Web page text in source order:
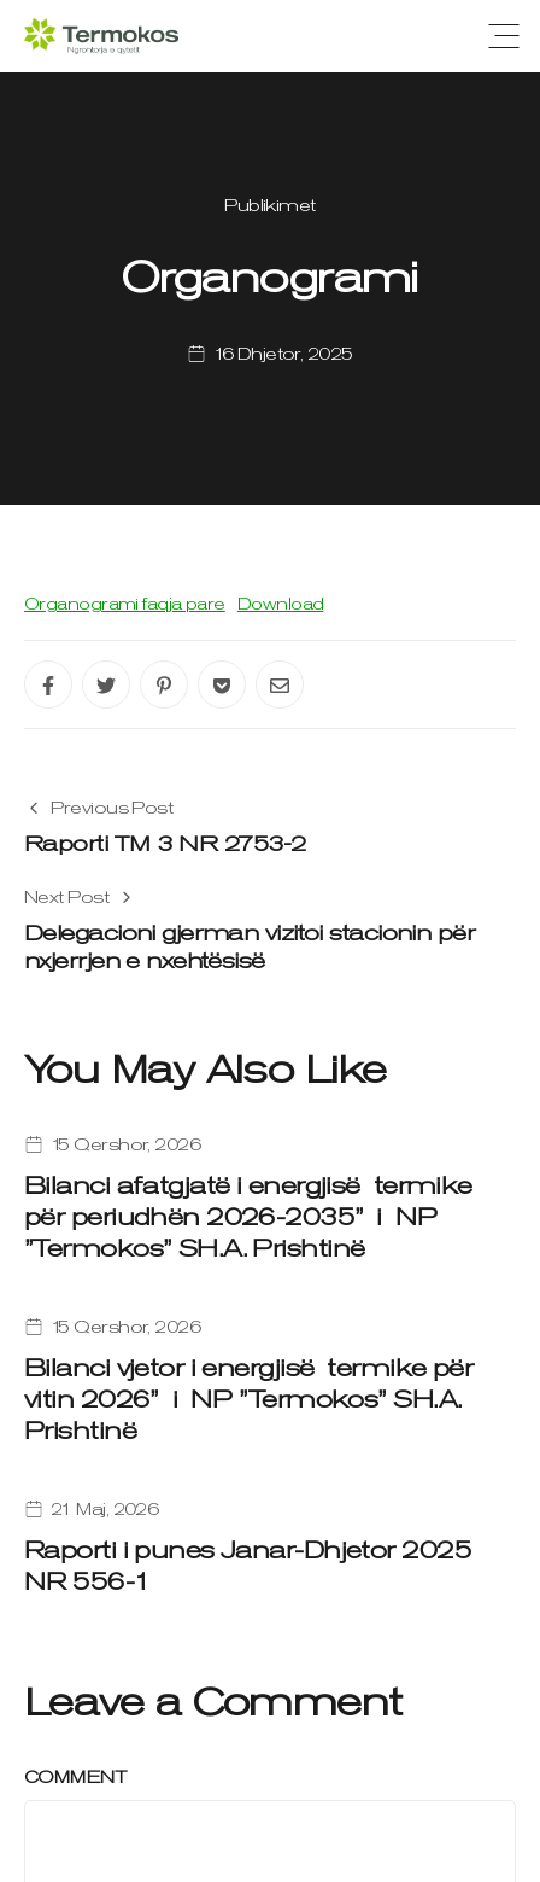
Publikimet
Organogrami
16 Dhjetor, 2025
Organogrami faqja pare Download
Previous Post
Raporti TM 3 NR 2753-2
Next Post
Delegacioni gjerman vizitoi stacionin për
nxjerrjen e nxehtësisë
You May Also Like
15 Qershor, 2026
Bilanci afatgjatë i energjisë termike
për periudhën 2026-2035” i NP
”Termokos” SH.A. Prishtinë
15 Qershor, 2026
Bilanci vjetor i energjisë termike për
vitin 2026” i NP ”Termokos” SH.A.
Prishtinë
21 Maj, 2026
Raporti i punes Janar-Dhjetor 2025
NR 556-1
Leave a Comment
COMMENT